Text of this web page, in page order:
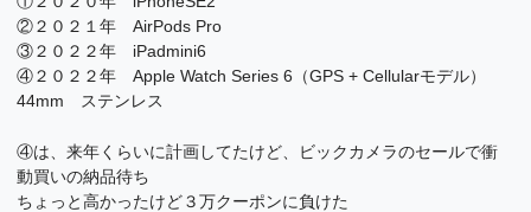
②２０２１年 AirPods Pro
③２０２２年 iPadmini6
④２０２２年 Apple Watch Series 6（GPS + Cellularモデル）
44mm ステンレス
④は、来年くらいに計画してたけど、ビックカメラのセールで衝
動買いの納品待ち
ちょっと高かったけど３万クーポンに負けた